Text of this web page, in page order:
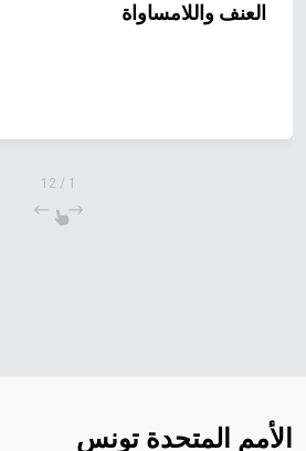
العنف واللامساواة
1
/
12
الأمم المتحدة تونس